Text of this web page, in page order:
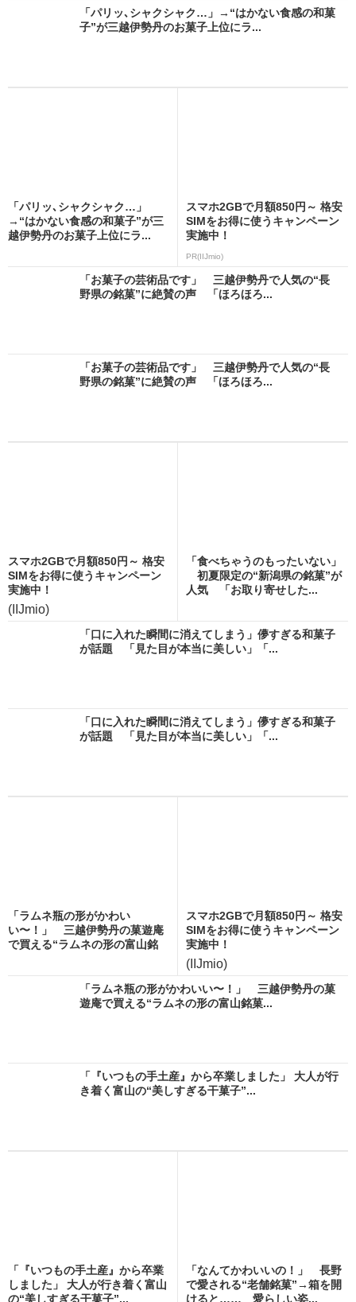
「パリッ､シャクシャク…」→“はかない食感の和菓
子”が三越伊勢丹のお菓子上位にラ...
「パリッ､シャクシャク…」
→“はかない食感の和菓子”が三
越伊勢丹のお菓子上位にラ...
スマホ2GBで月額850円～ 格安
SIMをお得に使うキャンペーン
実施中！
PR(IIJmio)
「お菓子の芸術品です」 三越伊勢丹で人気の“長
野県の銘菓”に絶賛の声 「ほろほろ...
「お菓子の芸術品です」 三越伊勢丹で人気の“長
野県の銘菓”に絶賛の声 「ほろほろ...
スマホ2GBで月額850円～ 格安
SIMをお得に使うキャンペーン
実施中！
(IIJmio)
「食べちゃうのもったいない」
初夏限定の“新潟県の銘菓”が
人気 「お取り寄せした...
「口に入れた瞬間に消えてしまう」儚すぎる和菓子
が話題 「見た目が本当に美しい」「...
「口に入れた瞬間に消えてしまう」儚すぎる和菓子
が話題 「見た目が本当に美しい」「...
「ラムネ瓶の形がかわい
い〜！」 三越伊勢丹の菓遊庵
で買える“ラムネの形の富山銘
スマホ2GBで月額850円～ 格安
SIMをお得に使うキャンペーン
実施中！
(IIJmio)
「ラムネ瓶の形がかわいい〜！」 三越伊勢丹の菓
遊庵で買える“ラムネの形の富山銘菓...
「『いつもの手土産』から卒業しました」 大人が行
き着く富山の“美しすぎる干菓子”...
「『いつもの手土産』から卒業
しました」 大人が行き着く富山
の“美しすぎる干菓子”...
「なんてかわいいの！」 長野
で愛される“老舗銘菓”→箱を開
けると…… 愛らしい姿...